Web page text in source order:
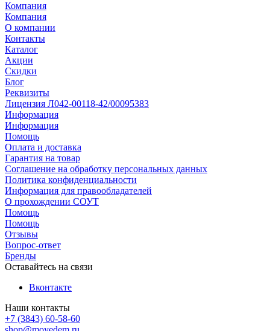
Компания
Компания
О компании
Контакты
Каталог
Акции
Скидки
Блог
Реквизиты
Лицензия Л042-00118-42/00095383
Информация
Информация
Помощь
Оплата и доставка
Гарантия на товар
Соглашение на обработку персональных данных
Политика конфиденциальности
Информация для правообладателей
О прохождении СОУТ
Помощь
Помощь
Отзывы
Вопрос-ответ
Бренды
Оставайтесь на связи
Вконтакте
Наши контакты
+7 (3843) 60-58-60